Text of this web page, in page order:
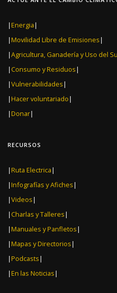
|Energia|
|Movilidad Libre de Emisiones|
|Agricultura, Ganadería y Uso del
| Consumo y Residuos|
|Vulnerabilidades|
|Hacer voluntariado|
|Donar|
RECURSOS
|Ruta Electrica|
|Infografías y Afiches|
|Videos|
| Charlas y Talleres|
|Manuales y Panfletos|
|Mapas y Directorios|
|Podcasts|
|En las Noticias|